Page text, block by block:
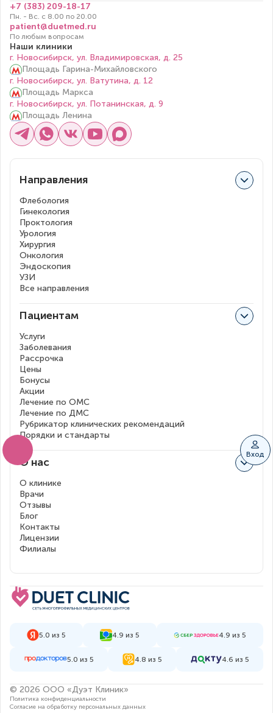
Вход
+7 (383) 209-18-17
Пн. - Вс. с 8.00 по 20.00
patient@duetmed.ru
По любым вопросам
Наши клиники
г. Новосибирск, ул. Владимировская, д. 25
Площадь Гарина-Михайловского
г. Новосибирск, ул. Ватутина, д. 12
Площадь Маркса
г. Новосибирск, ул. Потанинская, д. 9
Площадь Ленина
Направления
Флебология
Гинекология
Проктология
Урология
Хирургия
Онкология
Эндоскопия
УЗИ
Все направления
Пациентам
Услуги
Заболевания
Рассрочка
Цены
Бонусы
Акции
Лечение по ОМС
Лечение по ДМС
Рубрикатор клинических рекомендаций
Порядки и стандарты
О нас
О клинике
Врачи
Отзывы
Блог
Контакты
Лицензии
Филиалы
5.0 из 5 4.9 из 5 4.9 из 5
5.0 из 5 4.8 из 5 4.6 из 5
© 2026 ООО «Дуэт Клиник»
Политика конфиденциальности
Согласие на обработку персональных данных